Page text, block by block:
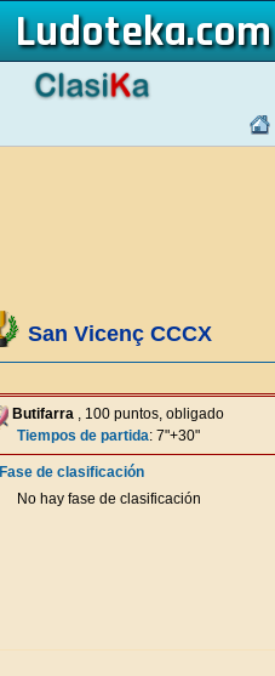
Ludoteka
San Vicenç CCCX
Butifarra , 100 puntos, obligado
Tiempos de partida: 7"+30"
Fase de clasificación
No hay fase de clasificación